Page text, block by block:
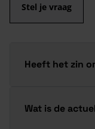
Stel je vraag
Heeft het zin
Wat is de